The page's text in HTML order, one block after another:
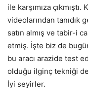
ile karşımıza çıkmıştı.
videolarından tanıdık
satın almış ve tabir-i
etmiş. İşte biz de
bu aracı arazide test
olduğu ilginç tekniği
İyi seyirler.